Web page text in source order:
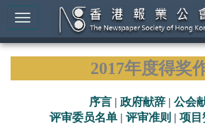
2017年度得奖
序言 | 政府献辞 | 公会
评审委员名单 | 评审准则 | 项目